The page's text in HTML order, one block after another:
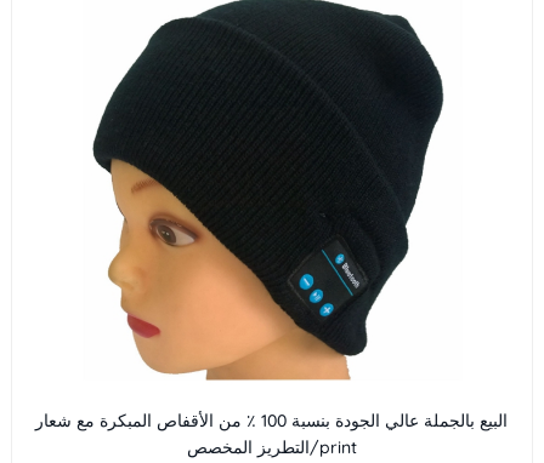
البيع بالجملة عالي الجودة بنسبة 100 ٪ من الأقفاص المبكرة مع شعار
التطريز المخصص/print